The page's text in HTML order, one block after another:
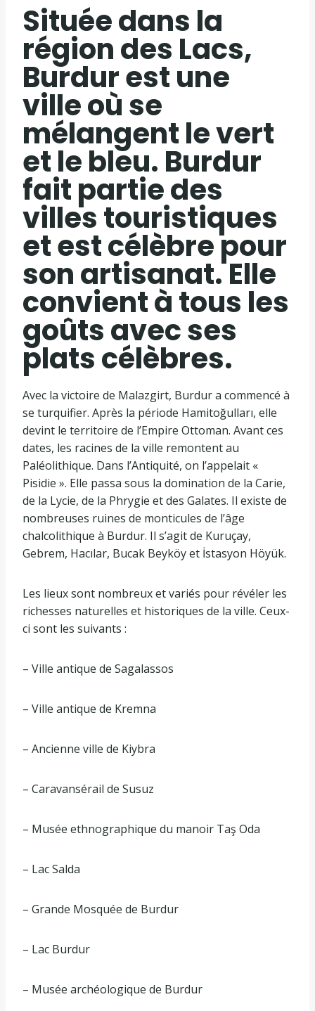
Située dans la
région des Lacs,
Burdur est une
ville où se
mélangent le vert
et le bleu. Burdur
fait partie des
villes touristiques
et est célèbre pour
son artisanat. Elle
convient à tous les
goûts avec ses
plats célèbres.
Avec la victoire de Malazgirt, Burdur a commencé à
se turquifier. Après la période Hamitoğulları, elle
devint le territoire de l’Empire Ottoman. Avant ces
dates, les racines de la ville remontent au
Paléolithique. Dans l’Antiquité, on l’appelait «
Pisidie ​​». Elle passa sous la domination de la Carie,
de la Lycie, de la Phrygie et des Galates. Il existe de
nombreuses ruines de monticules de l’âge
chalcolithique à Burdur. Il s’agit de Kuruçay,
Gebrem, Hacılar, Bucak Beyköy et İstasyon Höyük.
Les lieux sont nombreux et variés pour révéler les
richesses naturelles et historiques de la ville. Ceux-
ci sont les suivants :
– Ville antique de Sagalassos
– Ville antique de Kremna
– Ancienne ville de Kiybra
– Caravansérail de Susuz
– Musée ethnographique du manoir Taş Oda
– Lac Salda
– Grande Mosquée de Burdur
– Lac Burdur
– Musée archéologique de Burdur